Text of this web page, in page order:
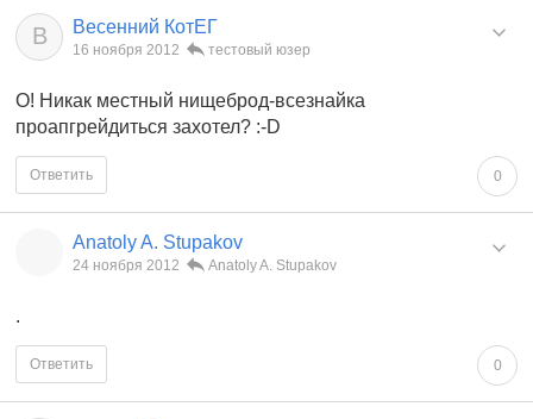
В Весенний КотЕГ
16 ноября 2012 тестовый юзер
О! Никак местный нищеброд-всезнайка
проапгрейдиться захотел? :-D
0
Ответить
Anatoly A. Stupakov
24 ноября 2012 Anatoly A. Stupakov
.
0
Ответить